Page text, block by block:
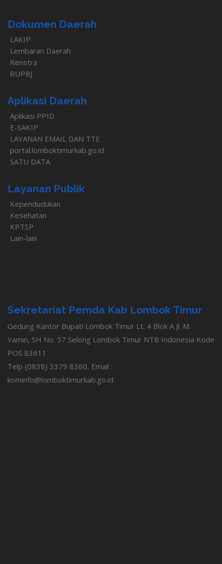
Dokumen Daerah
LAKIP
Lembaran Daerah
Renstra
RUPBJ
Aplikasi Daerah
Aplikasi PPID
E-SAKIP
LAYANAN EMAIL DAN TTE
portal.lomboktimurkab.go.id
SATU DATA
Layanan Publik
Kependudukan
Kesehatan
KPTSP
Lain-lain
Sekretariat Pemda Kab Lombok Timur
Gedung Kantor Bupati Lombok Timur Lt. 4 Blok A Jl. M.
Yamin, SH No. 57 Selong Lombok Timur NTB Indonesia Kode
POS 83611
Telp (0838) 3379 8360, Email :
kominfo@lomboktimurkab.go.id